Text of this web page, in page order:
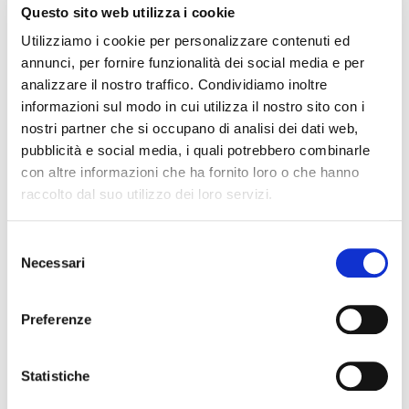
Questo sito web utilizza i cookie
Utilizziamo i cookie per personalizzare contenuti ed
annunci, per fornire funzionalità dei social media e per
analizzare il nostro traffico. Condividiamo inoltre
informazioni sul modo in cui utilizza il nostro sito con i
nostri partner che si occupano di analisi dei dati web,
pubblicità e social media, i quali potrebbero combinarle
con altre informazioni che ha fornito loro o che hanno
raccolto dal suo utilizzo dei loro servizi.
delNecessari
Preferenze
Statistiche
EVENTI
6. Agosto 2026
6. Agosto 2026
Storie di Alberi e Animali per grandi e
6. Agosto 2026
Google+